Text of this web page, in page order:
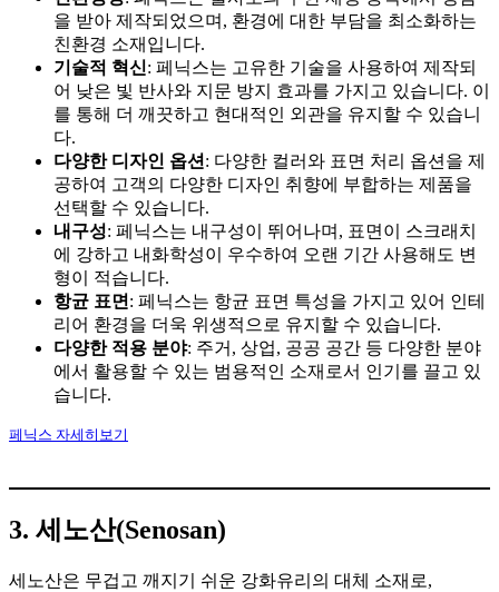
을 받아 제작되었으며, 환경에 대한 부담을 최소화하는
친환경 소재입니다.
기술적 혁신: 페닉스는 고유한 기술을 사용하여 제작되
어 낮은 빛 반사와 지문 방지 효과를 가지고 있습니다. 이
를 통해 더 깨끗하고 현대적인 외관을 유지할 수 있습니
다.
다양한 디자인 옵션 : 다양한 컬러와 표면 처리 옵션을 제
공하여 고객의 다양한 디자인 취향에 부합하는 제품을
선택할 수 있습니다.
내구성: 페닉스는 내구성이 뛰어나며, 표면이 스크래치
에 강하고 내화학성이 우수하여 오랜 기간 사용해도 변
형이 적습니다.
항균 표면 : 페닉스는 항균 표면 특성을 가지고 있어 인테
리어 환경을 더욱 위생적으로 유지할 수 있습니다.
다양한 적용 분야: 주거, 상업, 공공 공간 등 다양한 분야
에서 활용할 수 있는 범용적인 소재로서 인기를 끌고 있
습니다.
페닉스 자세히보기
3. 세노산(Senosan)
세노산은 무겁고 깨지기 쉬운 강화유리의 대체 소재로,